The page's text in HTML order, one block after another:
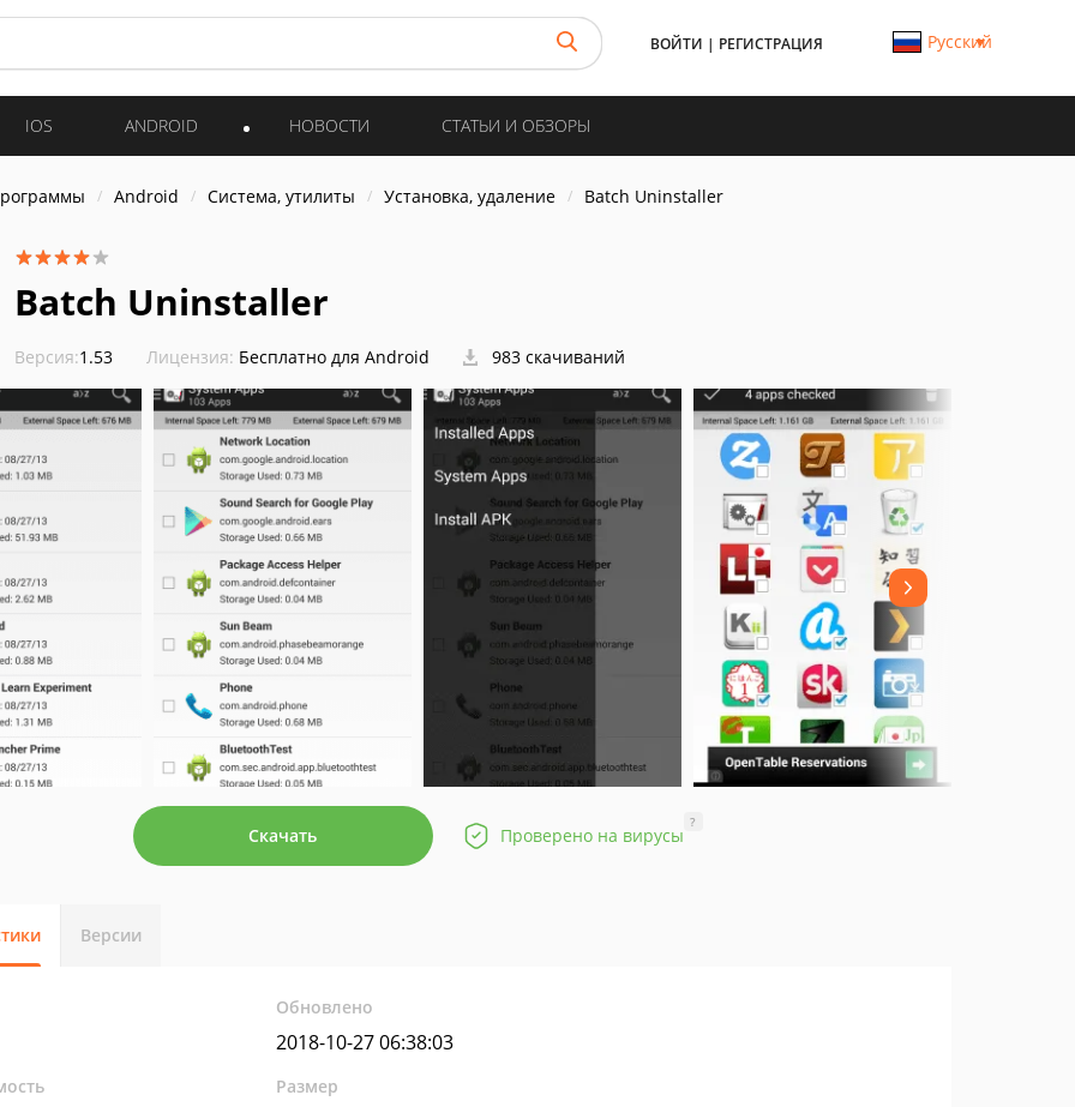
ВОЙТИ | РЕГИСТРАЦИЯ Русский
IOS ANDROID НОВОСТИ СТАТЬИ И ОБЗОРЫ
Android Система, утилиты Установка, удаление Batch Uninstaller
Batch Uninstaller
Версия:1.53 Лицензия: Бесплатно для Android 983 скачиваний
Скачать Проверено на вирусы
?
Версии
Обновлено
2018-10-27 06:38:03
Размер